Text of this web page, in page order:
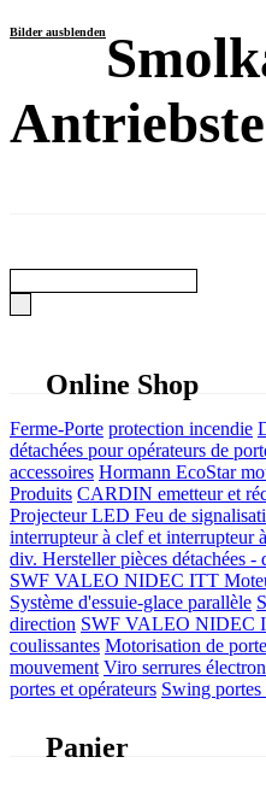
Bilder ausblenden
Online Shop
Ferme-Porte protection incendie
détachées pour opérateurs de
accessoires Hormann EcoStar
Produits CARDIN emetteur et
Projecteur LED Feu de
interrupteur à clef et interrupteur
div. Herstellerpièces détachées
SWF VALEO NIDEC ITT
Système d'essuie-glace parallèle
direction SWF VALEO NIDEC
coulissantes Motorisation de
mouvement Viro serrures
portes et opérateurs Swing portes
Panier